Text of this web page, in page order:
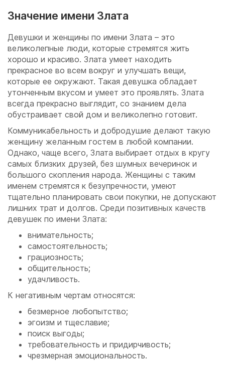
Значение имени Злата
Девушки и женщины по имени Злата – это
великолепные люди, которые стремятся жить
хорошо и красиво. Злата умеет находить
прекрасное во всем вокруг и улучшать вещи,
которые ее окружают. Такая девушка обладает
утонченным вкусом и умеет это проявлять. Злата
всегда прекрасно выглядит, со знанием дела
обустраивает свой дом и великолепно готовит.
Коммуникабельность и добродушие делают такую
женщину желанным гостем в любой компании.
Однако, чаще всего, Злата выбирает отдых в кругу
самых близких друзей, без шумных вечеринок и
большого скопления народа. Женщины с таким
именем стремятся к безупречности, умеют
тщательно планировать свои покупки, не допускают
лишних трат и долгов. Среди позитивных качеств
девушек по имени Злата:
внимательность;
самостоятельность;
грациозность;
общительность;
удачливость.
К негативным чертам относятся:
безмерное любопытство;
эгоизм и тщеславие;
поиск выгоды;
требовательность и придирчивость;
чрезмерная эмоциональность.